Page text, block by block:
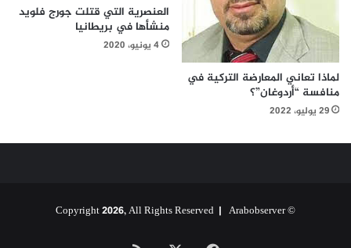
لماذا تعاني المعارضة التركية في
منافسة “أردوغان”؟
29 يوليو، 2022
العنصرية التي قتلت جورج فلويد
منشأها في بريطانيا
4 يونيو، 2020
© Copyright 2026, All Rights Reserved |
Arabobserver